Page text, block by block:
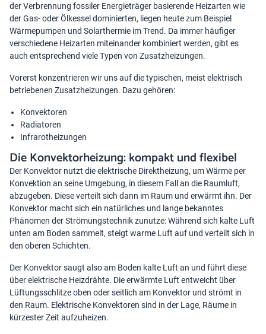
der Verbrennung fossiler Energieträger basierende Heizarten wie
der Gas- oder Ölkessel dominierten, liegen heute zum Beispiel
Wärmepumpen und Solarthermie im Trend. Da immer häufiger
verschiedene Heizarten miteinander kombiniert werden, gibt es
auch entsprechend viele Typen von Zusatzheizungen.
Vorerst konzentrieren wir uns auf die typischen, meist elektrisch
betriebenen Zusatzheizungen. Dazu gehören:
Konvektoren
Radiatoren
Infrarotheizungen
Die Konvektorheizung: kompakt und flexibel
Der Konvektor nutzt die elektrische Direktheizung, um Wärme per
Konvektion an seine Umgebung, in diesem Fall an die Raumluft,
abzugeben. Diese verteilt sich dann im Raum und erwärmt ihn. Der
Konvektor macht sich ein natürliches und lange bekanntes
Phänomen der Strömungstechnik zunutze: Während sich kalte Luft
unten am Boden sammelt, steigt warme Luft auf und verteilt sich in
den oberen Schichten.
Der Konvektor saugt also am Boden kalte Luft an und führt diese
über elektrische Heizdrähte. Die erwärmte Luft entweicht über
Lüftungsschlitze oben oder seitlich am Konvektor und strömt in
den Raum. Elektrische Konvektoren sind in der Lage, Räume in
kürzester Zeit aufzuheizen.